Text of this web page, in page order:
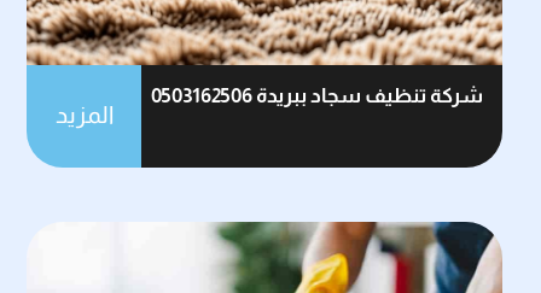
شركة تنظيف سجاد ببريدة 0503162506
المزيد